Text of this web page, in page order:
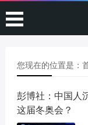
您现在的位置是：
彭博社：中国人
这届冬奥会？